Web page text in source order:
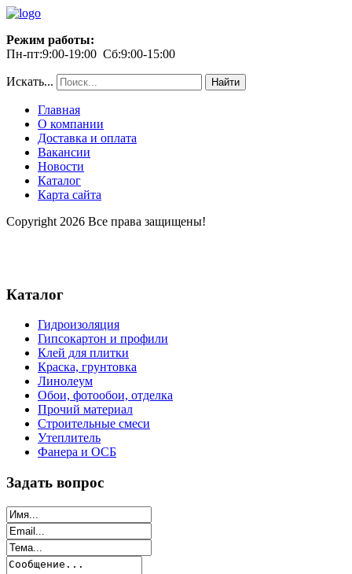
Режим работы:
Пн-пт:9:00-19:00 Сб:9:00-15:00
Искать... Найти
Главная
О компании
Доставка и оплата
Вакансии
Новости
Каталог
Карта сайта
Copyright 2026 Все права защищены!
Каталог
Гидроизоляция
Гипсокартон и профили
Клей для плитки
Краска, грунтовка
Линолеум
Обои, фотообои, отделка
Прочий материал
Строительные смеси
Утеплитель
Фанера и ОСБ
Задать вопрос